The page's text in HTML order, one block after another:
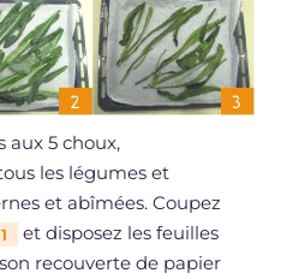
aux 5 choux,
les légumes et
et abîmées. Coupez
1
et disposez les feuilles
recouverte de papier